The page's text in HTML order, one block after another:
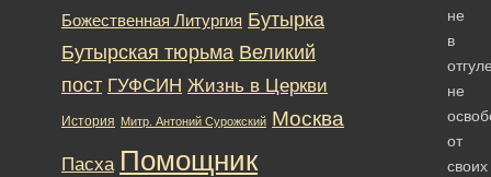
не
в
не
от
своих
Божественная Литургия Бутырка
Бутырская тюрьма Великий
пост ГУФСИН Жизнь в Церкви
История Митр. Антоний Сурожский Москва
Пасха Помощник